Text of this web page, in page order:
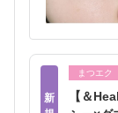
新
まつエク
【＆